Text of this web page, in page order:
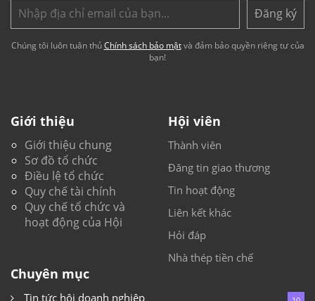
Đăng ký
Chúng tôi luôn tuân thủChính sách bảo mậtvà đảm bảo quyền riêng tư của
bạn!
Giới thiệu
Giới thiệu chung
Sơ đồ tổ chức
Điều lệ tổ chức
Quy chế tài chính
Quy chế tổ chức và
hoạt động của Hội
Hội viên
Thành viên
Đăng tin giao thương
Tin hoạt động
Liên kết khác
Hỏi đáp
Nhà thép tiền chế
Chuyên mục
Tin tức hội doanh nghiệp